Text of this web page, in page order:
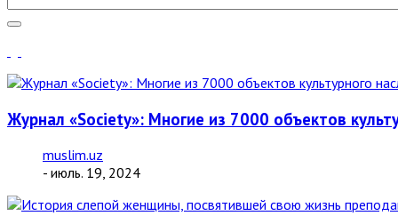
Журнал «Society»: Многие из 7000 объектов
muslim.uz
- июль. 19, 2024